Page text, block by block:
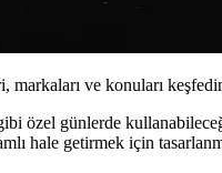
markaları ve konuları
özel günlerde
hale getirmek için